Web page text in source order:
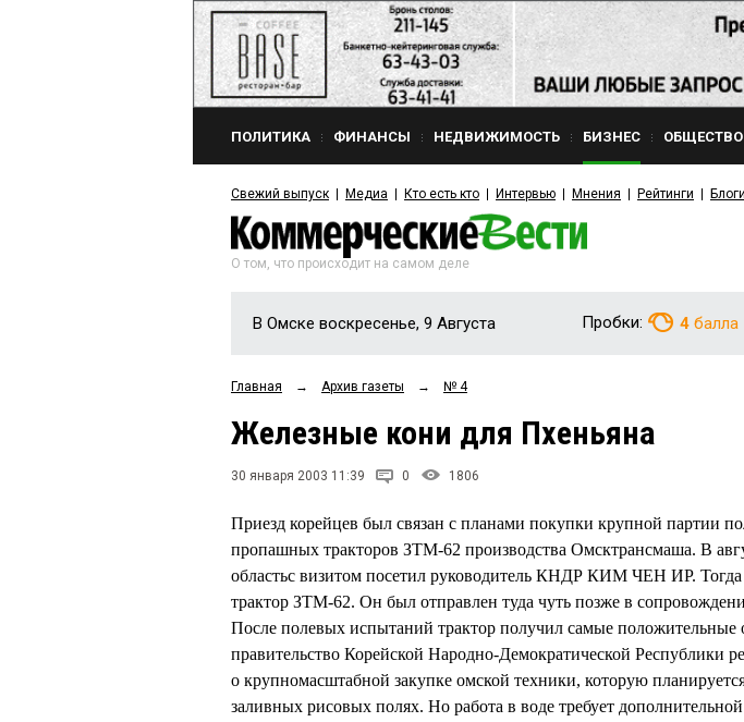
ПОЛИТИКА ФИНАНСЫ НЕДВИЖИМОСТЬ БИЗНЕС ОБЩЕСТВО
Свежий выпуск Медиа Кто есть кто Интервью Мнения Рейтинги Блоги
О том, что происходит на самом деле
В Омске воскресенье, 9 Августа Пробки: 4 балла
Главная → Архив газеты → № 4
Железные кони для Пхеньяна
30 января 2003 11:39 0 1806
Приезд корейцев был связан с планами покупки крупной партии
пропашных тракторов ЗТМ-62 производства Омсктрансмаша. В
областьс визитом посетил руководитель КНДР КИМ ЧЕН ИР.
трактор ЗТМ-62. Он был отправлен туда чуть позже в
После полевых испытаний трактор получил самые
правительство Корейской Народно-Демократической Республики
о крупномасштабной закупке омской техники, которую
заливных рисовых полях. Но работа в воде требует